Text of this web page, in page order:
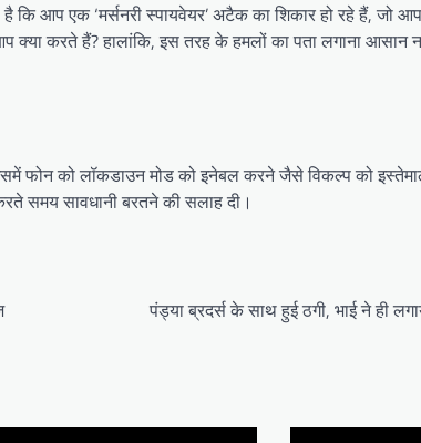
कि आप एक ‘मर्सनरी स्पायवेयर’ अटैक का शिकार हो रहे हैं,
करते हैं? हालांकि, इस तरह के हमलों का पता लगाना आसान
फोन को लॉकडाउन मोड को इनेबल करने जैसे विकल्प को
समय सावधानी बरतने की सलाह दी।
पंड्या ब्रदर्स के साथ हुई ठगी, भाई ने ही